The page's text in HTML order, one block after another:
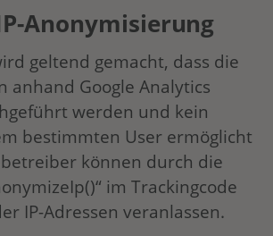
Anonymisierung
geltend gemacht, dass die
anhand Google Analytics
werden und kein
bestimmten User ermöglicht
können durch die
im Trackingcode
IP-Adressen veranlassen.